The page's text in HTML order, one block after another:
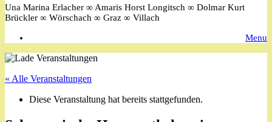
Una Marina Erlacher ∞ Amaris Horst Longitsch ∞ Dolmar Kurt
Brückler ∞ Wörschach ∞ Graz ∞ Villach
Menu
« Alle Veranstaltungen
Diese Veranstaltung hat bereits stattgefunden.